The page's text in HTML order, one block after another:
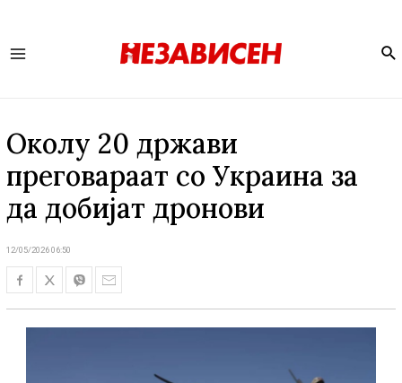
Околу 20 држави
преговараат со Украина за
да добијат дронови
12/05/2026 06:50